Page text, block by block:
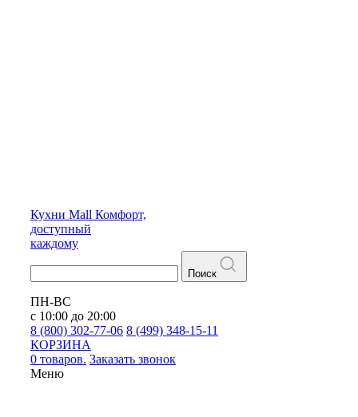
Кухни Mall Комфорт,
доступный
каждому
Поиск
ПН-ВС
с 10:00 до 20:00
8 (800) 302-77-06 8 (499) 348-15-11
КОРЗИНА
0 товаров. Заказать звонок
Меню